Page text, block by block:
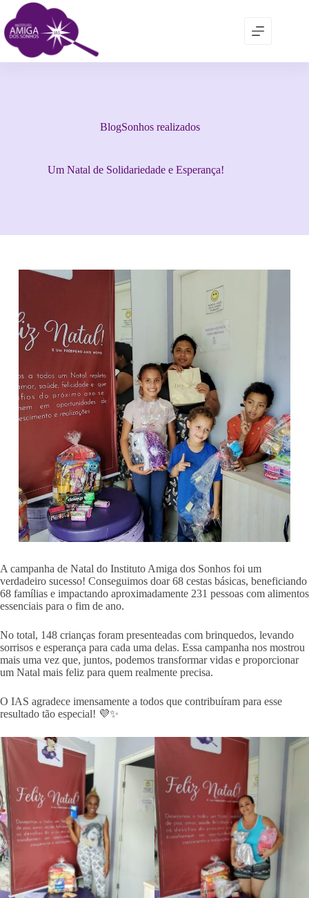
BlogSonhos realizados
Um Natal de Solidariedade e Esperança!
A campanha de Natal do Instituto Amiga dos Sonhos foi um
verdadeiro sucesso! Conseguimos doar 68 cestas básicas, beneficiando
68 famílias e impactando aproximadamente 231 pessoas com alimentos
essenciais para o fim de ano.
No total, 148 crianças foram presenteadas com brinquedos, levando
sorrisos e esperança para cada uma delas. Essa campanha nos mostrou
mais uma vez que, juntos, podemos transformar vidas e proporcionar
um Natal mais feliz para quem realmente precisa.
O IAS agradece imensamente a todos que contribuíram para esse
resultado tão especial! 💜✨